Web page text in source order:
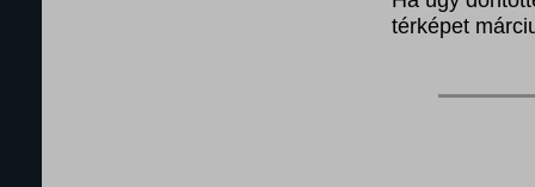
térképet